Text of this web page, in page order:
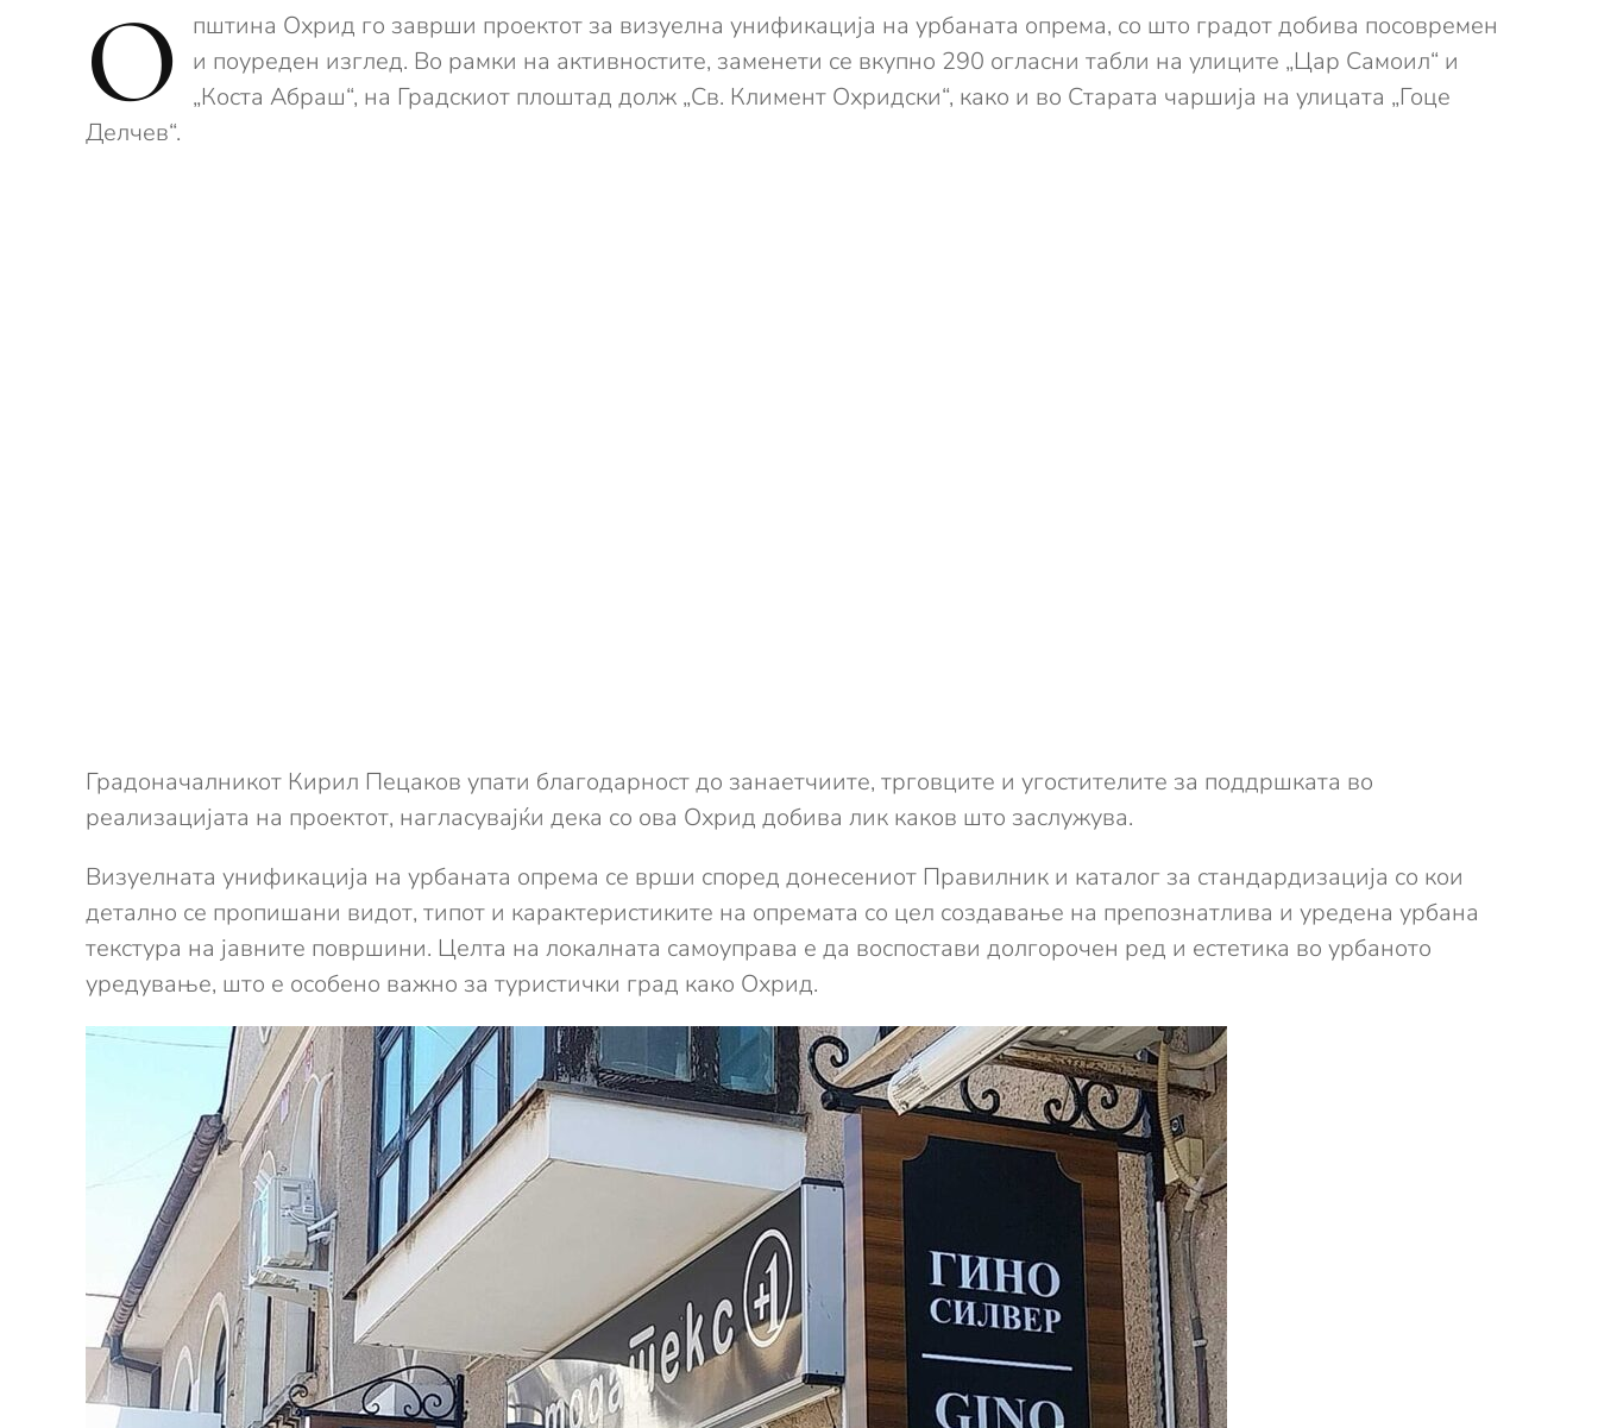
О
пштина Охрид го заврши проектот за визуелна унификација на урбаната опрема, со што градот добива посовремен
и поуреден изглед. Во рамки на активностите, заменети се вкупно 290 огласни табли на улиците „Цар Самоил“ и
„Коста Абраш“, на Градскиот плоштад долж „Св. Климент Охридски“, како и во Старата чаршија на улицата „Гоце
Делчев“.
Градоначалникот Кирил Пецаков упати благодарност до занаетчиите, трговците и угостителите за поддршката во
реализацијата на проектот, нагласувајќи дека со ова Охрид добива лик каков што заслужува.
Визуелната унификација на урбаната опрема се врши според донесениот Правилник и каталог за стандардизација со кои
детално се пропишани видот, типот и карактеристиките на опремата со цел создавање на препознатлива и уредена урбана
текстура на јавните површини. Целта на локалната самоуправа е да воспостави долгорочен ред и естетика во урбаното
уредување, што е особено важно за туристички град како Охрид.